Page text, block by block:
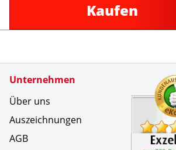
Kaufen
Unternehmen
Über uns
Auszeichnungen
AGB